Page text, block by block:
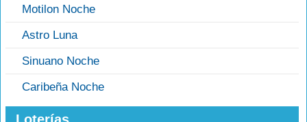
Motilon Noche
Astro Luna
Sinuano Noche
Caribeña Noche